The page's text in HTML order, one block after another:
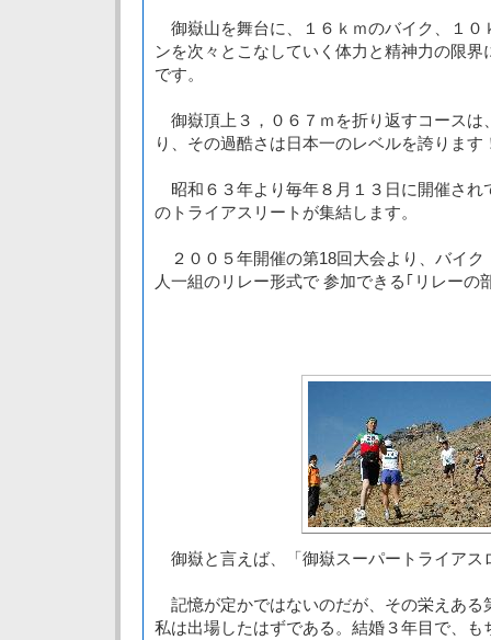
御嶽山を舞台に、１６ｋｍのバイク、１０
ンを次々とこなしていく体力と精神力の限
です。
御嶽頂上３，０６７ｍを折り返すコースは
り、その過酷さは日本一のレベルを誇ります
昭和６３年より毎年８月１３日に開催され
のトライアスリートが集結します。
２００５年開催の第18回大会より、バイク
人一組のリレー形式で 参加できる｢リレーの
御嶽と言えば、「御嶽スーパートライアス
記憶が定かではないのだが、その栄えある
私は出場したはずである。結婚３年目で、も